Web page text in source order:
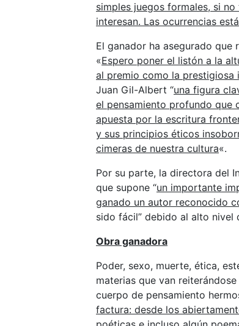
simples juegos formales, si
interesan. Las ocurrencias
El ganador ha asegurado que
«Espero poner el listón a la
al premio como la
Juan Gil-Albert “una figura
el pensamiento profundo que
apuesta por la escritura
y sus principios éticos
cimeras de nuestra cultura«.
Por su parte, la directora del
que supone “un importante
ganado un autor reconocido
sido fácil” debido al alto nivel
Obra ganadora
Poder, sexo, muerte, ética,
materias que van
cuerpo de pensamiento
factura: desde los